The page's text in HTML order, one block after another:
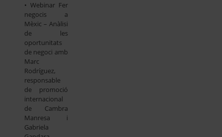
• Webinar Fer
negocis a
Mèxic – Anàlisi
de les
oportunitats
de negoci amb
Marc
Rodríguez,
responsable
de promoció
internacional
de Cambra
Manresa i
Gabriela